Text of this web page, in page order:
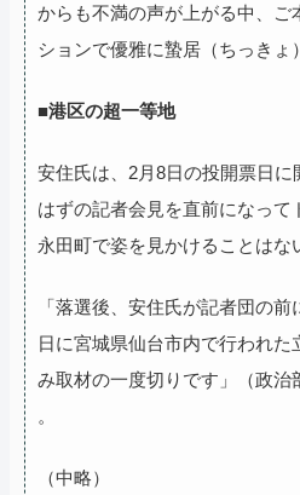
からも不満の声が上がる中、ご
ションで優雅に蟄居（ちっきょ
■港区の超一等地
安住氏は、2月8日の投開票日に
はずの記者会見を直前になって
永田町で姿を見かけることはな
「落選後、安住氏が記者団の
日に宮城県仙台市内で行われた
み取材の一度切りです」（政治
。
（中略）